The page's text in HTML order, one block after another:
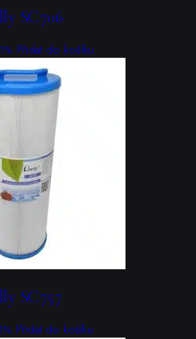
SC706
Přidat do košíku
SC757
Přidat do košíku